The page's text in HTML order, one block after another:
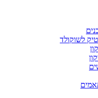
לשוקולד